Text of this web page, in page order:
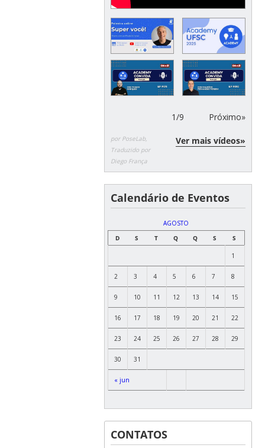
1/9 Próximo»
por PoseLab,
Traduzido por
Diego França
Ver mais vídeos»
Calendário de Eventos
AGOSTO
D
S T Q Q S S
« jun
1
2 3 4 5 6 7 8
9 10 11 12 13 14 15
16 17 18 19 20 21 22
23 24 25 26 27 28 29
30 31
CONTATOS